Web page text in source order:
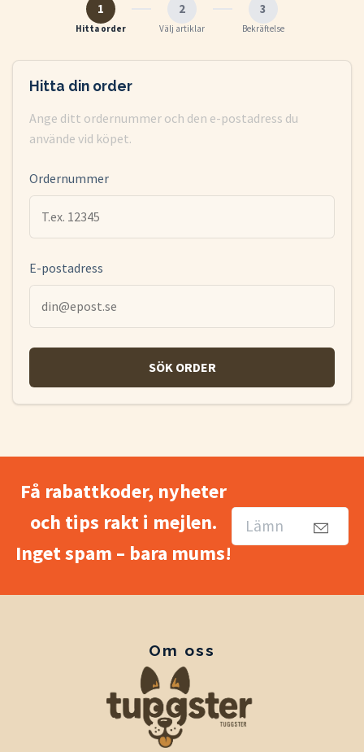
1
Hitta order
2
Välj artiklar
3
Bekräftelse
Hitta din order
Ange ditt ordernummer och den e-postadress du
använde vid köpet.
Ordernummer
E-postadress
SÖK ORDER
Få rabattkoder, nyheter
och tips rakt i mejlen.
Inget spam – bara mums!
Om oss